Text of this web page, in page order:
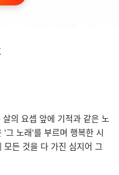
의 요셉 앞에 기적과 같은 노
'그 노래'를 부르며 행복한 시
든 것을 다 가진 심지어 그